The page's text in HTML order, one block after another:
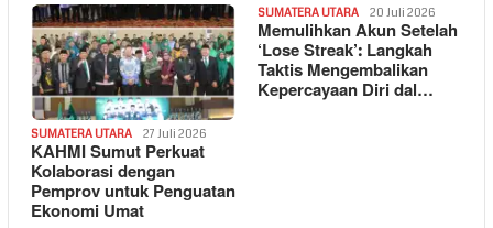
SUMATERA UTARA 27 Juli 2026
KAHMI Sumut Perkuat
Kolaborasi dengan
Pemprov untuk Penguatan
Ekonomi Umat
SUMATERA UTARA 20 Juli 2026
Memulihkan Akun Setelah
‘Lose Streak’: Langkah
Taktis Mengembalikan
Kepercayaan Diri dal…